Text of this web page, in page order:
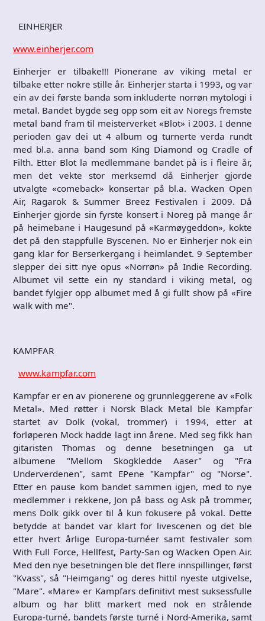
EINHERJER
www.einherjer.com
Einherjer er tilbake!!! Pionerane av viking metal er
tilbake etter nokre stille år. Einherjer starta i 1993, og var
ein av dei første banda som inkluderte norrøn mytologi i
metal. Bandet bygde seg opp som eit av Noregs fremste
metal band fram til meisterverket «Blot» i 2003. I denne
perioden gav dei ut 4 album og turnerte verda rundt
med bl.a. anna band som King Diamond og Cradle of
Filth. Etter Blot la medlemmane bandet på is i fleire år,
men det vekte stor merksemd då Einherjer gjorde
utvalgte «comeback» konsertar på bl.a. Wacken Open
Air, Ragarok & Summer Breez Festivalen i 2009. Då
Einherjer gjorde sin fyrste konsert i Noreg på mange år
på heimebane i Haugesund på «Karmøygeddon», kokte
det på den stappfulle Byscenen. No er Einherjer nok ein
gang klar for Berserkergang i heimlandet. 9 September
slepper dei sitt nye opus «Norrøn» på Indie Recording.
Albumet vil sette ein ny standard i viking metal, og
bandet fylgjer opp albumet med å gi fullt show på «Fire
walk with me".
KAMPFAR
www.kampfar.com
Kampfar er en av pionerene og grunnleggerene av «Folk
Metal». Med røtter i Norsk Black Metal ble Kampfar
startet av Dolk (vokal, trommer) i 1994, etter at
forløperen Mock hadde lagt inn årene. Med seg fikk han
gitaristen Thomas og denne besetningen ga ut
albumene "Mellom Skogkledde Aaser" og "Fra
Underverdenen", samt EPene "Kampfar" og "Norse".
Etter en pause kom bandet sammen igjen, med to nye
medlemmer i rekkene, Jon på bass og Ask på trommer,
mens Dolk gikk over til å kun fokusere på vokal. Dette
betydde at bandet var klart for livescenen og det ble
etter hvert årlige Europa-turnéer samt festivaler som
With Full Force, Hellfest, Party-San og Wacken Open Air.
Med den nye besetningen ble det flere innspillinger, først
"Kvass", så "Heimgang" og deres hittil nyeste utgivelse,
"Mare". «Mare» er Kampfars definitivt mest suksessfulle
album og har blitt markert med nok en strålende
Europa-turné, bandets første turné i Nord-Amerika, samt